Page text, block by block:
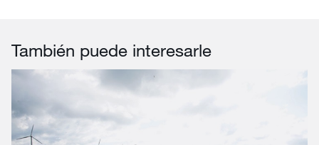
También puede interesarle